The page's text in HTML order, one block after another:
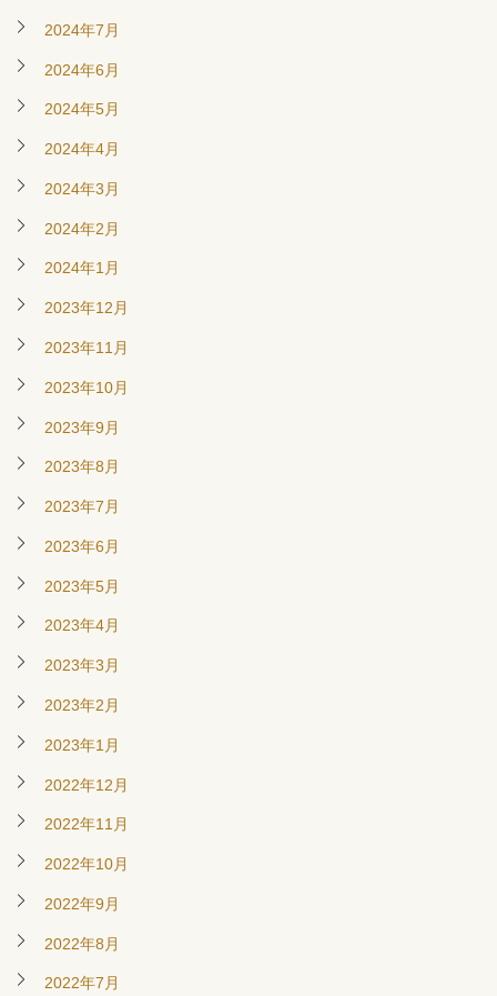
2024年7月
2024年6月
2024年5月
2024年4月
2024年3月
2024年2月
2024年1月
2023年12月
2023年11月
2023年10月
2023年9月
2023年8月
2023年7月
2023年6月
2023年5月
2023年4月
2023年3月
2023年2月
2023年1月
2022年12月
2022年11月
2022年10月
2022年9月
2022年8月
2022年7月